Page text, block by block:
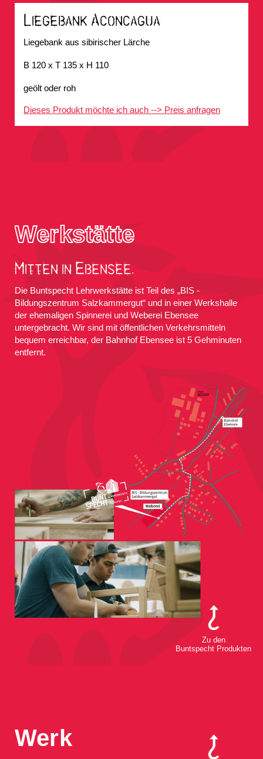
Liegebank Aconcagua
Liegebank aus sibirischer Lärche
B 120 x T 135 x H 110
geölt oder roh
Dieses Produkt möchte ich auch --> Preis anfragen
Werkstätte
Mitten in Ebensee.
Die Buntspecht Lehrwerkstätte ist Teil des „BIS -
Bildungszentrum Salzkammergut“ und in einer Werkshalle
der ehemaligen Spinnerei und Weberei Ebensee
untergebracht. Wir sind mit öffentlichen Verkehrsmitteln
bequem erreichbar, der Bahnhof Ebensee ist 5 Gehminuten
entfernt.
Zu den
Buntspecht Produkten
Werk